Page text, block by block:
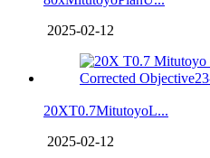
2025-02-12
20XT0.7MitutoyoL...
2025-02-12